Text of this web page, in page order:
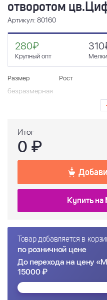
отворотом
Артикул: 80160
280₽
Крупный опт
Размер Рост
безразмерная
Итог
0 ₽
Купить на
Товар добавляется в
по розничной цене
До перехода на цену
15000 ₽